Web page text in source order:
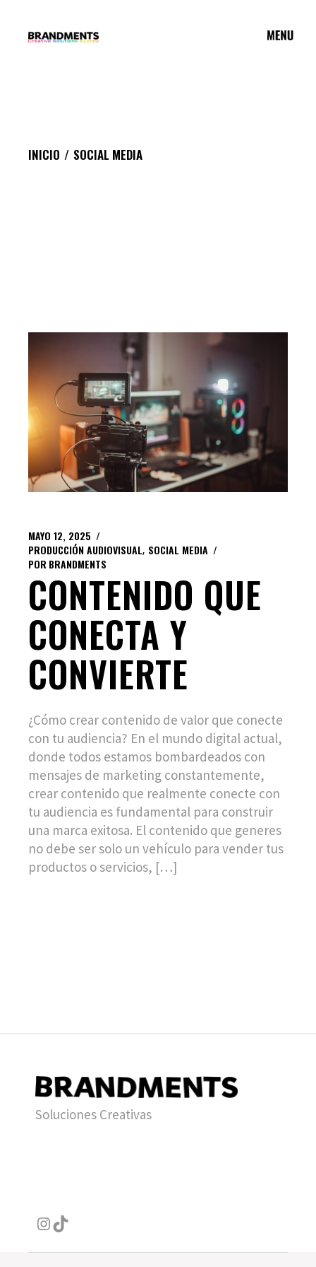
contenido
INICIO SOCIAL MEDIA
MAYO 12, 2025
PRODUCCIÓN AUDIOVISUAL SOCIAL MEDIA
POR BRANDMENTS
CONTENIDO QUE
CONECTA Y
CONVIERTE
¿Cómo crear contenido de valor que conecte
con tu audiencia? En el mundo digital actual,
donde todos estamos bombardeados con
mensajes de marketing constantemente,
crear contenido que realmente conecte con
tu audiencia es fundamental para construir
una marca exitosa. El contenido que generes
no debe ser solo un vehículo para vender tus
productos o servicios, […]
Soluciones Creativas
Instagram
TikTok